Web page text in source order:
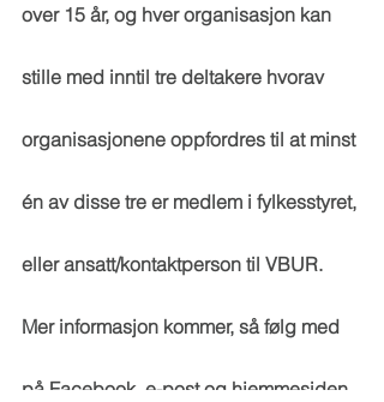
over 15 år, og hver organisasjon kan
stille med inntil tre deltakere hvorav
organisasjonene oppfordres til at minst
én av disse tre er medlem i fylkesstyret,
eller ansatt/kontaktperson til VBUR.
Mer informasjon kommer, så følg med
på Facebook, e-post og hjemmesiden